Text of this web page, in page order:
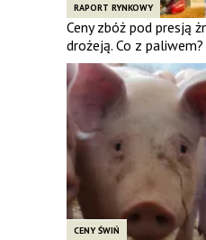
RAPORT RYNKOWY
Ceny zbóż pod presją
drożeją. Co z
CENY ŚWIŃ